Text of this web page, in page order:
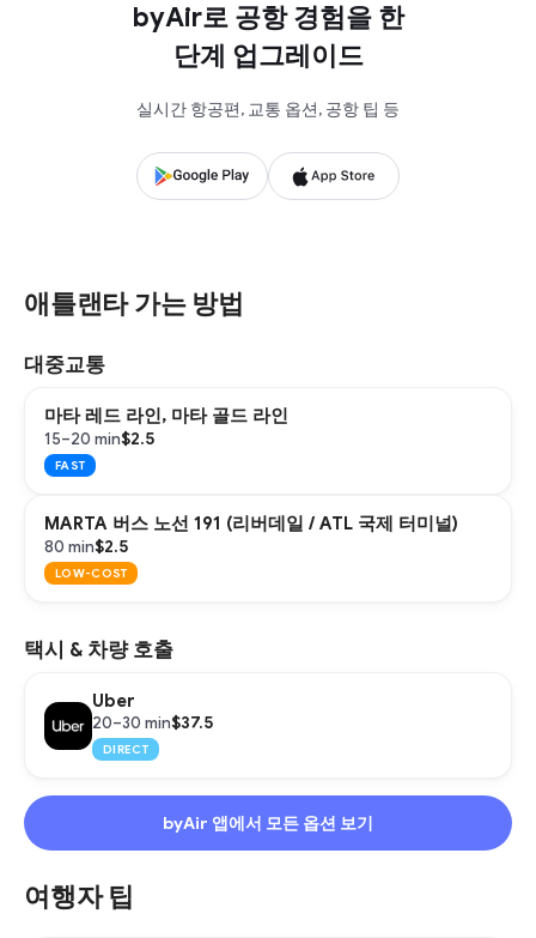
byAir로 공항 경험을 한
단계 업그레이드
실시간 항공편, 교통 옵션, 공항 팁 등
애틀랜타 가는 방법
대중교통
마타 레드 라인, 마타 골드 라인
15–20 min$2.5
FAST
MARTA 버스 노선 191 (리버데일 / ATL 국제 터미널)
80 min$2.5
LOW-COST
택시 & 차량 호출
Uber
20–30 min$37.5
DIRECT
byAir 앱에서 모든 옵션 보기
여행자 팁